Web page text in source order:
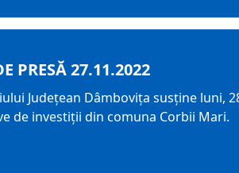
PRESĂ 27.11.2022
Județean Dâmbovița susține luni,
de investiții din comuna Corbii Mari.